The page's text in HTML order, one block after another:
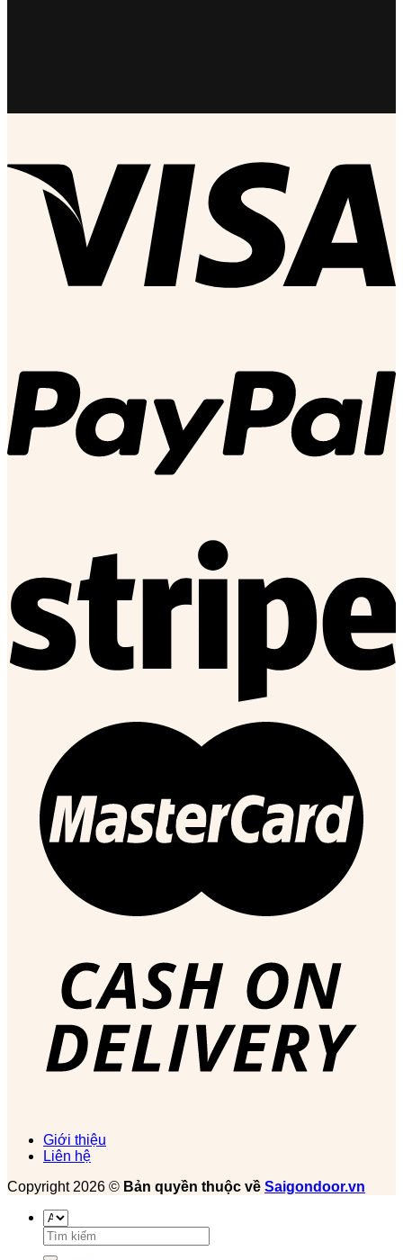
Giới thiệu
Liên hệ
Copyright 2026 © Bản quyền thuộc về Saigondoor.vn
Tìm
kiếm: